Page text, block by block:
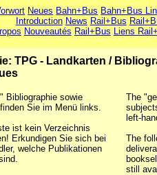
Neues Bahn+Bus Bahn+Bus
Introduction News Rail+Bus
Nouveautés Rail+Bus Liens
TPG - Landkarten /
Bibliographie sowie
Sie im Menü links.
ist kein Verzeichnis
Erkundigen Sie sich bei
welche Publikationen
The
left-
The
still